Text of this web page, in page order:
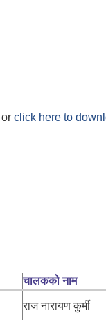
or click here to
चालकको नाम
राज नारायण कुर्मी